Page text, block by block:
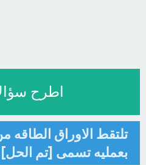
اطرح
تلتقط الاوراق
بعمليه تسمى [تم الحل]